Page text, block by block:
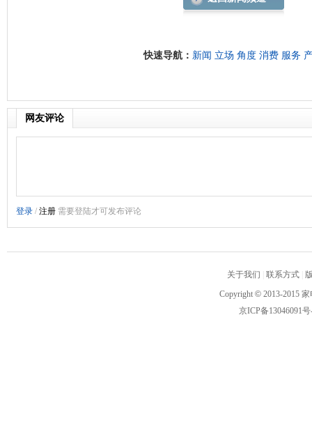
快速导航： 新闻 立场 角度 消费 服务
网友评论
关于我们 联系方式
Copyright © 2013-2015
京ICP备13046091号